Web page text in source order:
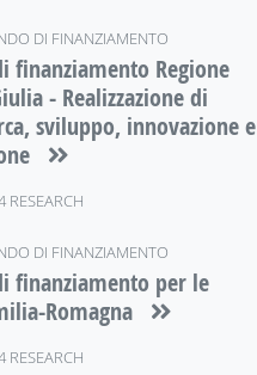
DI FINANZIAMENTO
finanziamento Regione
- Realizzazione di
sviluppo, innovazione e
RESEARCH
DI FINANZIAMENTO
finanziamento per le
Romagna
RESEARCH